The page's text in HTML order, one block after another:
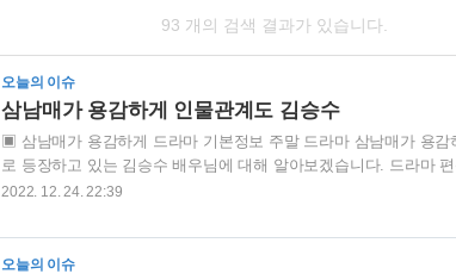
93 개의 검색 결과가 있습니다.
오늘의 이슈
삼남매가 용감하게 인물관계도 김승수
▣ 삼남매가 용감하게 드라마 기본정보 주말 드라마 삼남매가 용
로 등장하고 있는 김승수 배우님에 대해 알아보겠습니다. 드라마
08:00 연출 : 박만영 극본 : 김인영 출연배우 : 이하나, 임주환, 김소
큰딸 태주가 연예계 톱스타로 가족을 부양해야 했던 K-장남 상준
족의 '사랑과 전쟁'이야기. 삼남매가 용감하게 몇부작? 총 50부작
2022. 12. 24. 22:39
오늘의 이슈